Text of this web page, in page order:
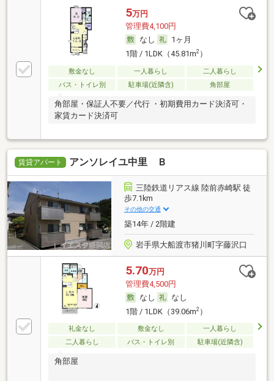
5万円
管理費4,100円
なし
1ヶ月
1階 / 1LDK（45.81m2）
敷金なし 一人暮らし
二人暮らし
バス・トイレ別
駐車場(近隣含) 角部屋
角部屋・保証人不要／代行 ・初期費用カード決済可・
家賃カード決済可
賃貸アパート アンソレイユ中里 Ｂ
三陸鉄道リアス線 陸前赤崎駅 徒
歩7.1km
その他の交通
築14年 / 2階建
岩手県大船渡市猪川町字藤沢口
5.70万円
管理費4,500円
なし
なし
1階 / 1LDK（39.06m2）
礼金なし 敷金なし
一人暮らし
二人暮らし
バス・トイレ別 駐車場(近隣含)
角部屋